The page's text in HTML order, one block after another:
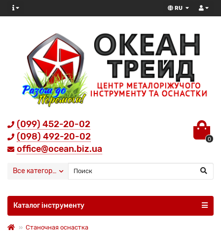
RU
(099) 452-20-02
(098) 492-20-02
office@ocean.biz.ua
0
Все категории
Каталог інструменту
Станочная оснастка